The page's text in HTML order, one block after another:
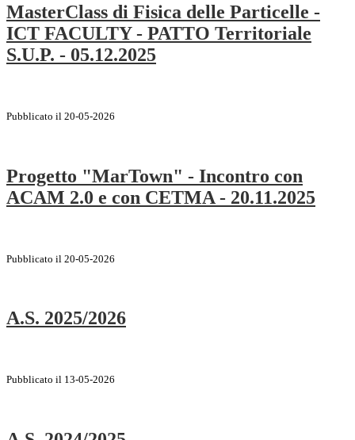
MasterClass di Fisica delle Particelle -
ICT FACULTY - PATTO Territoriale
S.U.P. - 05.12.2025
Pubblicato il 20-05-2026
Progetto "MarTown" - Incontro con
ACAM 2.0 e con CETMA - 20.11.2025
Pubblicato il 20-05-2026
A.S. 2025/2026
Pubblicato il 13-05-2026